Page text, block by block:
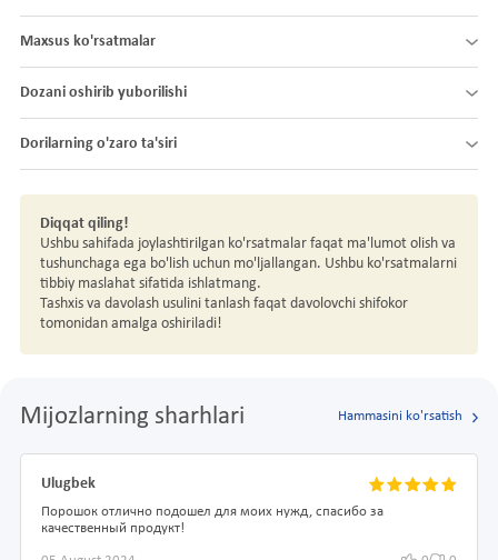
Maxsus ko'rsatmalar
Dozani oshirib yuborilishi
Dorilarning o'zaro ta'siri
Diqqat qiling!
Ushbu sahifada joylashtirilgan ko'rsatmalar faqat ma'lumot olish va
tushunchaga ega bo'lish uchun mo'ljallangan. Ushbu ko'rsatmalarni
tibbiy maslahat sifatida ishlatmang.
Tashxis va davolash usulini tanlash faqat davolovchi shifokor
tomonidan amalga oshiriladi!
Mijozlarning sharhlari Hammasini ko'rsatish
Ulugbek
Порошок отлично подошел для моих нужд, спасибо за
качественный продукт!